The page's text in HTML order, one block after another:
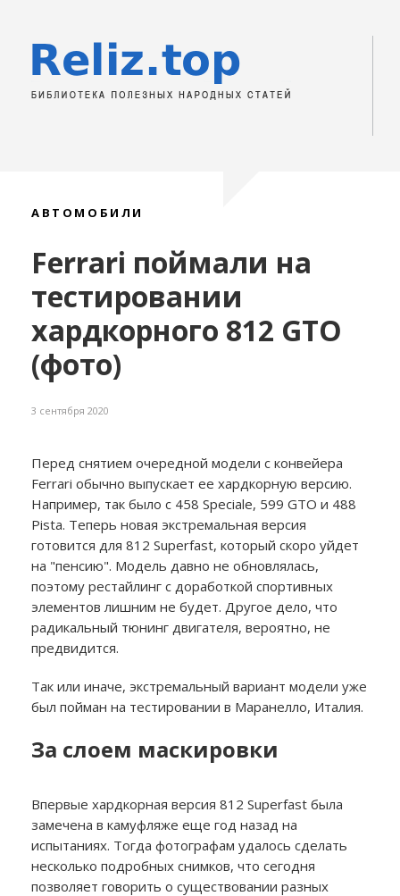
АВТОМОБИЛИ
Ferrari поймали на
тестировании
хардкорного 812 GTO
(фото)
3 сентября 2020
Перед снятием очередной модели с конвейера
Ferrari обычно выпускает ее хардкорную версию.
Например, так было с 458 Speciale, 599 GTO и 488
Pista. Теперь новая экстремальная версия
готовится для 812 Superfast, который скоро уйдет
на "пенсию". Модель давно не обновлялась,
поэтому рестайлинг с доработкой спортивных
элементов лишним не будет. Другое дело, что
радикальный тюнинг двигателя, вероятно, не
предвидится.
Так или иначе, экстремальный вариант модели уже
был пойман на тестировании в Маранелло, Италия.
За слоем маскировки
Впервые хардкорная версия 812 Superfast была
замечена в камуфляже еще год назад на
испытаниях. Тогда фотографам удалось сделать
несколько подробных снимков, что сегодня
позволяет говорить о существовании разных